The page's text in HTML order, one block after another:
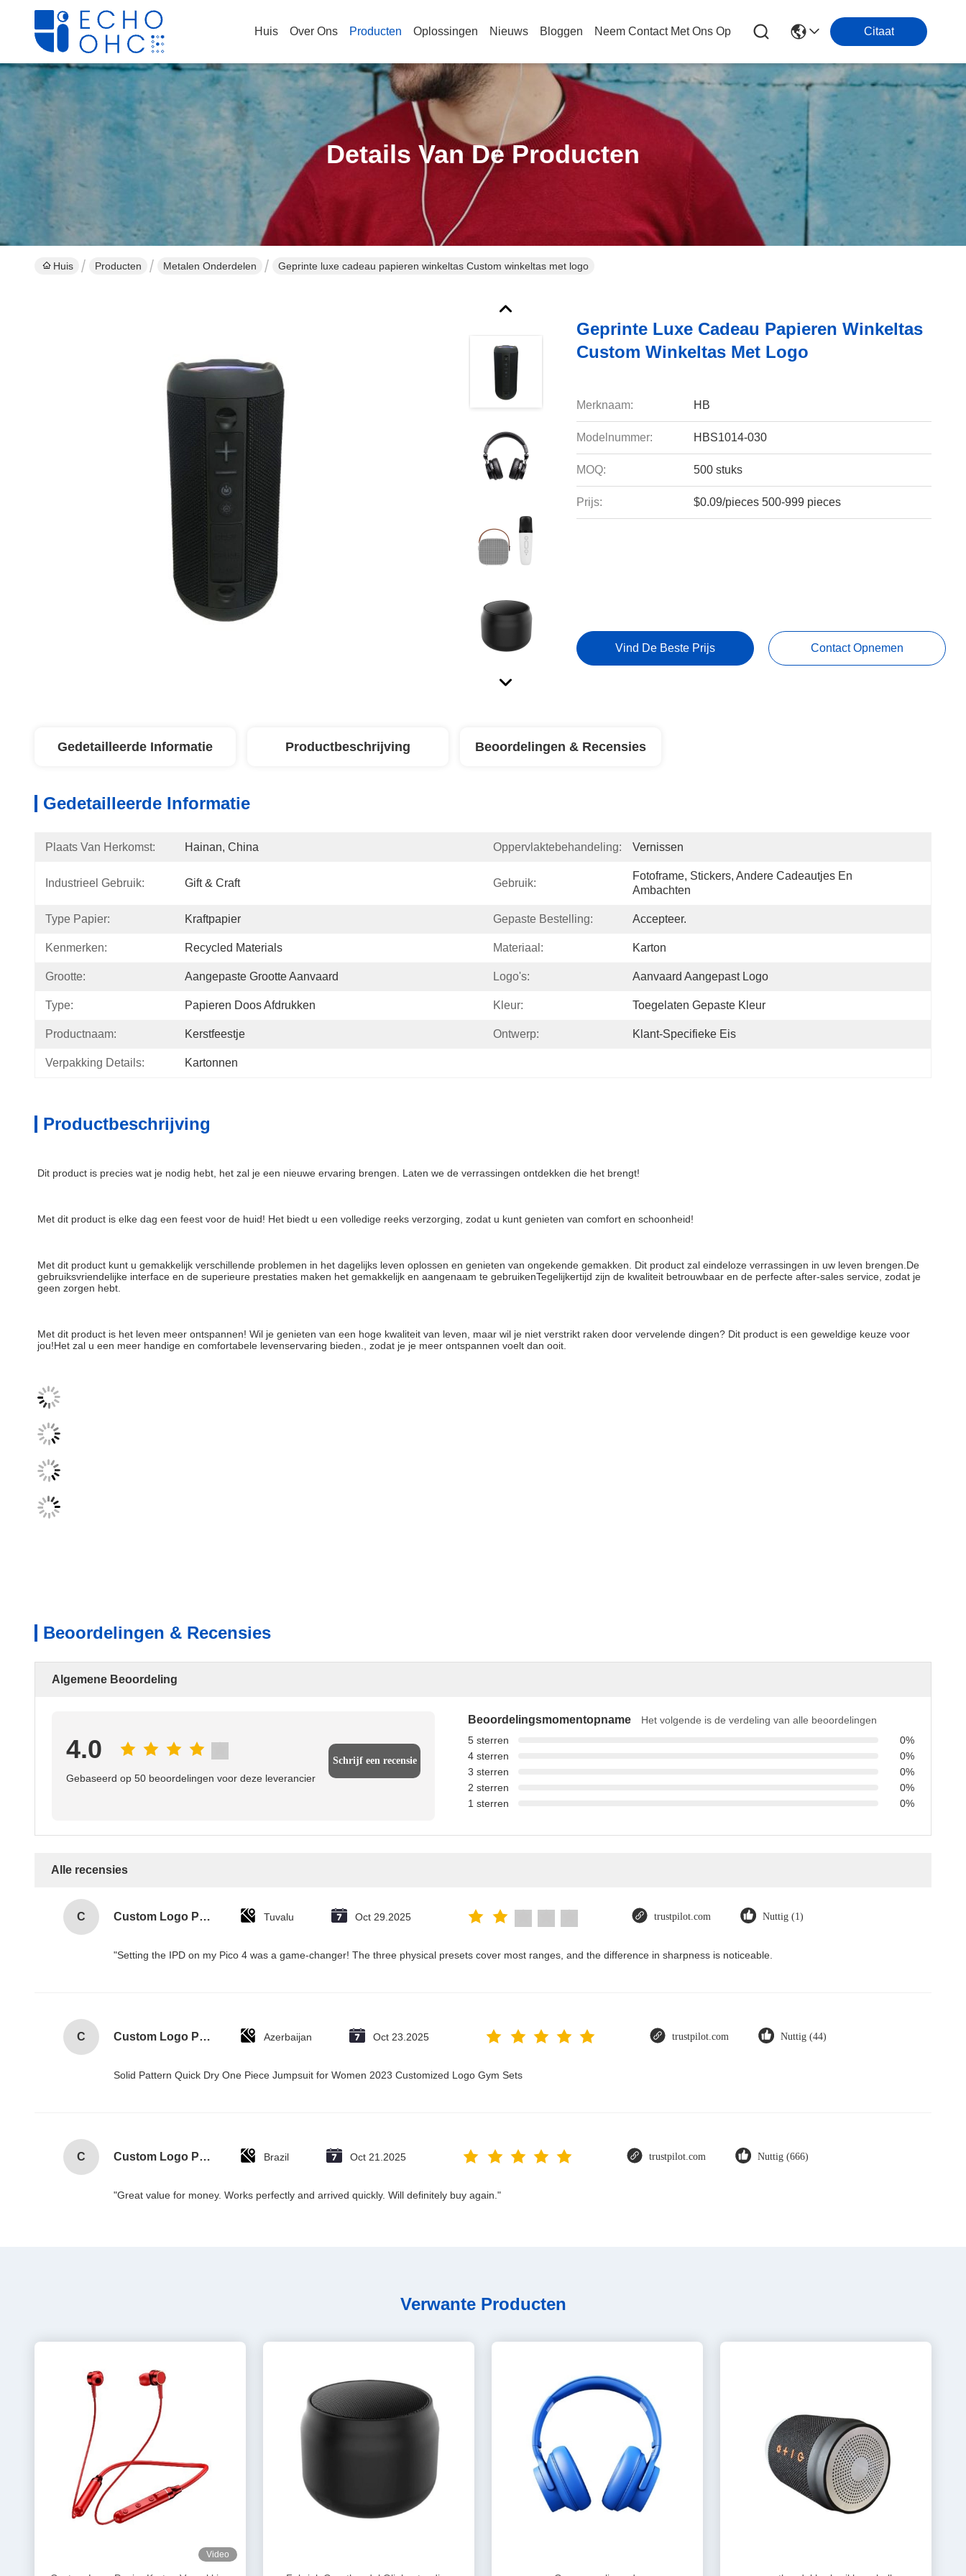
Huis Over Ons Producten Oplossingen Nieuws Bloggen Neem Contact Met Ons Op Citaat
Details Van De Producten
Huis Producten Metalen Onderdelen Geprinte luxe cadeau papieren winkeltas Custom winkeltas met logo
Geprinte Luxe Cadeau Papieren Winkeltas
Custom Winkeltas Met Logo
Merknaam: HB
Modelnummer: HBS1014-030
MOQ: 500 stuks
Prijs: $0.09/pieces 500-999 pieces
Vind De Beste Prijs Contact Opnemen
Gedetailleerde Informatie Productbeschrijving Beoordelingen & Recensies
Gedetailleerde Informatie
Plaats Van Herkomst: Hainan, China Oppervlaktebehandeling: Vernissen
Industrieel Gebruik: Gift & Craft Gebruik:
Fotoframe, Stickers, Andere Cadeautjes En
Ambachten
Type Papier: Kraftpapier Gepaste Bestelling: Accepteer.
Kenmerken: Recycled Materials Materiaal: Karton
Grootte: Aangepaste Grootte Aanvaard Logo's: Aanvaard Aangepast Logo
Type: Papieren Doos Afdrukken Kleur: Toegelaten Gepaste Kleur
Productnaam: Kerstfeestje Ontwerp: Klant-Specifieke Eis
Verpakking Details: Kartonnen
Productbeschrijving
Dit product is precies wat je nodig hebt, het zal je een nieuwe ervaring brengen. Laten we de verrassingen ontdekken die het brengt!
Met dit product is elke dag een feest voor de huid! Het biedt u een volledige reeks verzorging, zodat u kunt genieten van comfort en schoonheid!
Met dit product kunt u gemakkelijk verschillende problemen in het dagelijks leven oplossen en genieten van ongekende gemakken. Dit product zal eindeloze verrassingen in uw leven brengen.De
gebruiksvriendelijke interface en de superieure prestaties maken het gemakkelijk en aangenaam te gebruikenTegelijkertijd zijn de kwaliteit betrouwbaar en de perfecte after-sales service, zodat je
geen zorgen hebt.
Met dit product is het leven meer ontspannen! Wil je genieten van een hoge kwaliteit van leven, maar wil je niet verstrikt raken door vervelende dingen? Dit product is een geweldige keuze voor
jou!Het zal u een meer handige en comfortabele levenservaring bieden., zodat je je meer ontspannen voelt dan ooit.
Beoordelingen & Recensies
Algemene Beoordeling
4.0
Gebaseerd op 50 beoordelingen voor deze leverancier
Schrijf een recensie
Beoordelingsmomentopname
Het volgende is de verdeling van alle beoordelingen
5 sterren
0%
4 sterren
0%
3 sterren
0%
2 sterren
0%
1 sterren
0%
Alle recensies
C Custom Logo Paper Cardboard Packing Folding White / Black / Rose Gold Luxury Magnetic Gift Box with Ribbon Closure Tuvalu Oct 29.2025 trustpilot.com Nuttig (1)
"Setting the IPD on my Pico 4 was a game-changer! The three physical presets cover most ranges, and the difference in sharpness is noticeable.
C Custom Logo Paper Cardboard Packing Folding White / Black / Rose Gold Luxury Magnetic Gift Box with Ribbon Closure Azerbaijan Oct 23.2025 trustpilot.com Nuttig (44)
Solid Pattern Quick Dry One Piece Jumpsuit for Women 2023 Customized Logo Gym Sets
C Custom Logo Paper Cardboard Packing Folding White / Black / Rose Gold Luxury Magnetic Gift Box with Ribbon Closure Brazil Oct 21.2025 trustpilot.com Nuttig (666)
"Great value for money. Works perfectly and arrived quickly. Will definitely buy again."
Verwante Producten
Video